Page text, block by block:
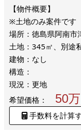
※土地のみ案件です
場所：徳島県阿南市
土地：345㎡、別途
建物：なし
構造：
現況：更地
希望価格：
50
手数料を計算